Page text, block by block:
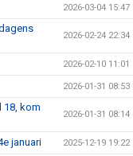
2026-03-04 15:47
2026-02-24 22:34
2026-02-10 11:01
2026-01-31 08:53
18, kom
2026-01-31 08:14
januari 2025-12-19 19:22